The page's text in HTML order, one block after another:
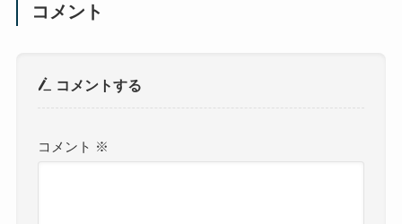
コメント
コメントする
コメント ※